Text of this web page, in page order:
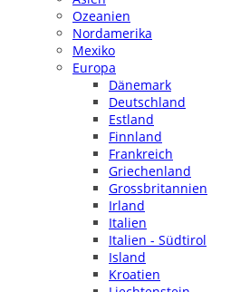
Ozeanien
Nordamerika
Mexiko
Europa
Dänemark
Deutschland
Estland
Finnland
Frankreich
Griechenland
Grossbritannien
Irland
Italien
Italien - Südtirol
Island
Kroatien